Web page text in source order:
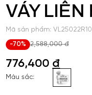
VÁY
Mã sản phẩm:
-70% 2,588,000 đ
776,400 đ
Màu sắc: